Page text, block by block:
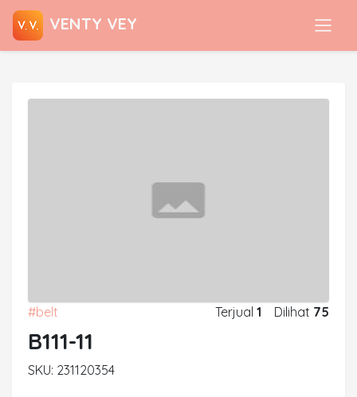
VENTY VEY
#belt Terjual 1 Dilihat 75
B111-11
SKU: 231120354